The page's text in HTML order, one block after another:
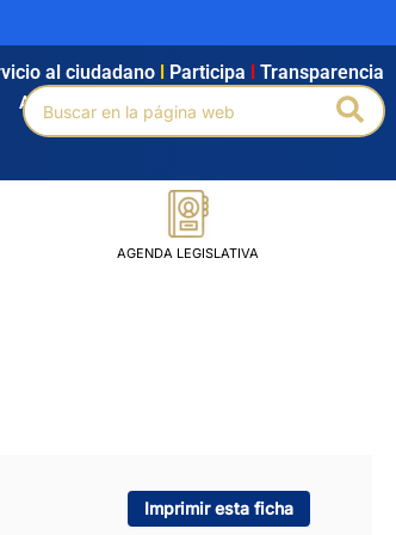
Agendamiento Intranet Búsqueda avanzada
al ciudadano Participa Transparencia
Buscar
por:
AGENDA LEGISLATIVA
Imprimir esta ficha